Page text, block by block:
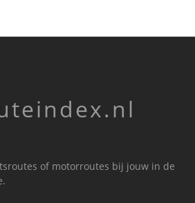
of motorroutes bij jouw in de